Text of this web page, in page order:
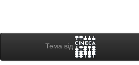
Тема від